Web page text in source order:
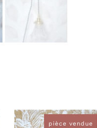
pièce vendue